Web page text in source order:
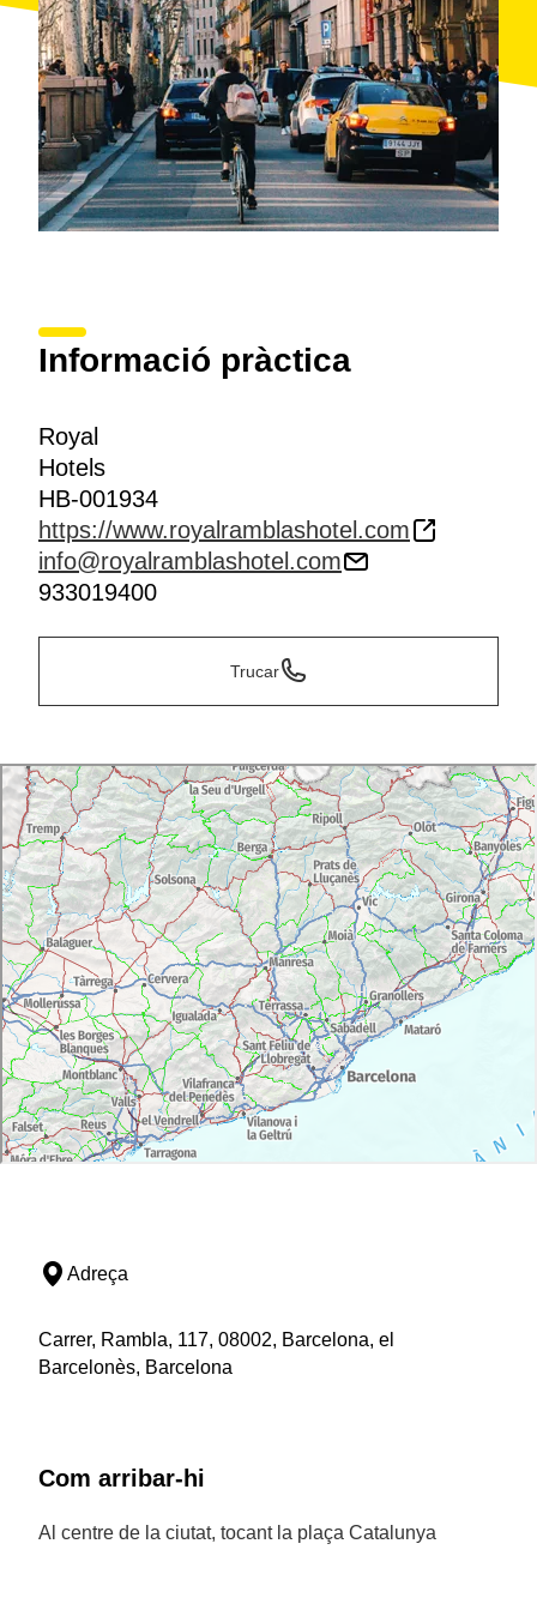
Informació pràctica
Royal
Hotels
HB-001934
https://www.royalramblashotel.com
info@royalramblashotel.com
933019400
Trucar
Adreça
Carrer, Rambla, 117, 08002, Barcelona, el
Barcelonès, Barcelona
Com arribar-hi
Al centre de la ciutat, tocant la plaça Catalunya